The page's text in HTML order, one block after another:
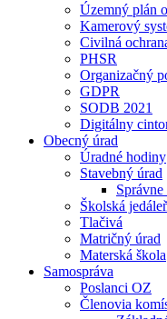
Územný plán
Kamerový
Civilná
PHSR
Organizačný
GDPR
SODB 2021
Digitálny
Obecný úrad
Úradné hodiny
Stavebný úrad
Školská
Tlačivá
Matričný úrad
Materská škola
Samospráva
Poslanci OZ
Členovia